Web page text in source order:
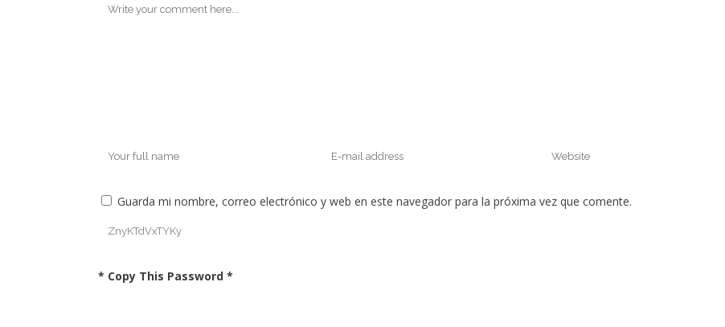
Guarda mi nombre, correo electrónico y web en este navegador para la próxima vez que comente.
* Copy This Password *